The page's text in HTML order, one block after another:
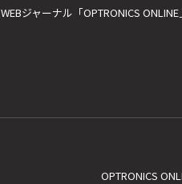
WEBジャーナル「OPTRONICS ONLINE」
OPTRONICS